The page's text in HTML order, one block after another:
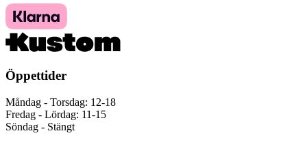
Öppettider
Måndag - Torsdag: 12-18
Fredag - Lördag: 11-15
Söndag - Stängt